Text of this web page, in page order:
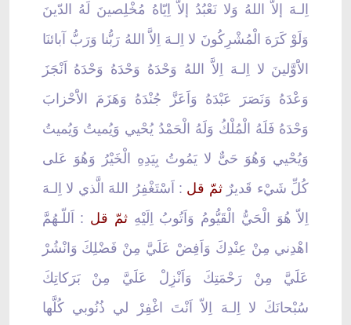
اِلـهَ إلاَّ اللهُ وَلا نَعْبُدُ إلاّ اِيّاهُ مُخْلِصينَ لَهُ الدّينَ
وَلَوْ كَرَهَ الْمُشْرِكُونَ لا اِلـهَ اِلاَّ اللهُ رَبُّنا وَرَبُّ آبائنَا
الاَْوَّلينَ لا اِلـهَ اِلاَّ اللهُ وَحْدَهُ وَحْدَهُ وَحْدَهُ اَنْجَزَ
وَعْدَهُ وَنَصَرَ عَبْدَهُ وَاَعَزَّ جُنْدَهُ وَهَزَمَ الاَْحْزابَ
وَحْدَهُ فَلَهُ الْمُلْكُ وَلَهُ الْحَمْدُ يُحْيي وَيُميتُ وَيُميتُ
وَيُحْيي وَهُوَ حَىٌّ لا يَمُوتُ بِيَدِهِ الْخَيْرُ وَهُوَ عَلى
كُلِّ شَيْء قَديرٌثمّ قل : اَسْتَغْفِرُ اللهَ الَّذي لا اِلـهَ
اِلاّ هُوَ الْحَيُّ الْقَيُّومُ وَاَتُوبُ اِلَيْهِثمّ قل : اَللّـهُمَّ
اهْدِني مِنْ عِنْدِكَ وَاَفِضْ عَلَيَّ مِنْ فَضْلِكَ وَانْشُرْ
عَلَيَّ مِنْ رَحْمَتِكَ وَاَنْزِلْ عَلَيَّ مِنْ بَرَكاتِكَ
سُبْحانَكَ لا اِلـهَ اِلاّ اَنْتَ اغْفِرْ لي ذُنُوبي كُلَّها